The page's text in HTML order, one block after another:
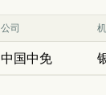
公司
中国中免